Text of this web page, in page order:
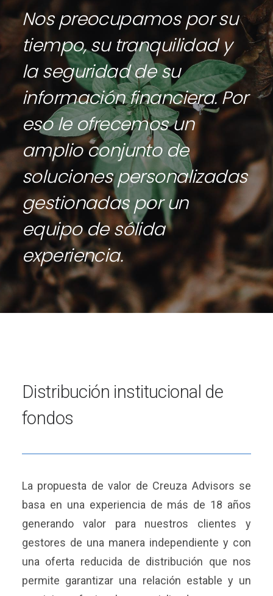
Nos preocupamos por su
tiempo, su tranquilidad y
la seguridad de su
información financiera. Por
eso le ofrecemos un
amplio conjunto de
soluciones personalizadas
gestionadas por un
equipo de sólida
experiencia.
Distribución institucional de
fondos
La propuesta de valor de Creuza Advisors se
basa en una experiencia de más de 18 años
generando valor para nuestros clientes y
gestores de una manera independiente y con
una oferta reducida de distribución que nos
permite garantizar una relación estable y un